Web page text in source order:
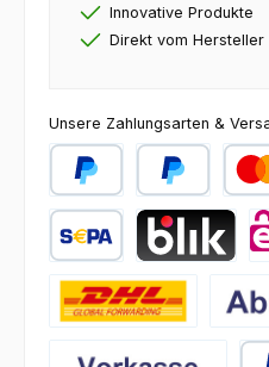
Innovative Produkte
Direkt vom Hersteller
Unsere Zahlungsarten &
PayPal Später Bezahlen